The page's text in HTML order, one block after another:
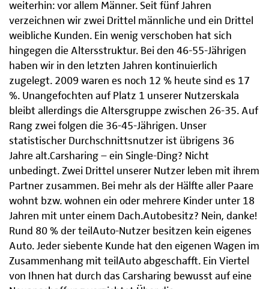
weiterhin: vor allem Männer. Seit fünf Jahren
verzeichnen wir zwei Drittel männliche und ein Drittel
weibliche Kunden. Ein wenig verschoben hat sich
hingegen die Altersstruktur. Bei den 46-55-Jährigen
haben wir in den letzten Jahren kontinuierlich
zugelegt. 2009 waren es noch 12 % heute sind es 17
%. Unangefochten auf Platz 1 unserer Nutzerskala
bleibt allerdings die Altersgruppe zwischen 26-35. Auf
Rang zwei folgen die 36-45-Jährigen. Unser
statistischer Durchschnittsnutzer ist übrigens 36
Jahre alt.Carsharing – ein Single-Ding? Nicht
unbedingt. Zwei Drittel unserer Nutzer leben mit ihrem
Partner zusammen. Bei mehr als der Hälfte aller Paare
wohnt bzw. wohnen ein oder mehrere Kinder unter 18
Jahren mit unter einem Dach.Autobesitz? Nein, danke!
Rund 80 % der teilAuto-Nutzer besitzen kein eigenes
Auto. Jeder siebente Kunde hat den eigenen Wagen im
Zusammenhang mit teilAuto abgeschafft. Ein Viertel
von Ihnen hat durch das Carsharing bewusst auf eine